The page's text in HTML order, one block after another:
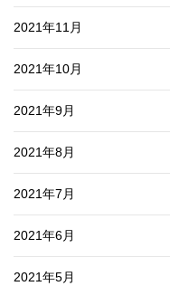
2021年11月
2021年10月
2021年9月
2021年8月
2021年7月
2021年6月
2021年5月